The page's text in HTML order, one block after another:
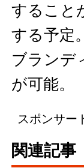
すること
する予定
ブランデ
が可能。
スポンサー
関連記事